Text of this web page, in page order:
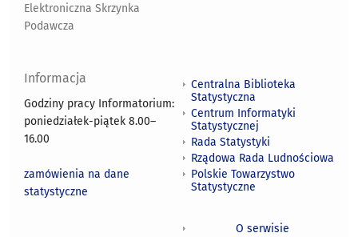
Elektroniczna Skrzynka
Podawcza
Informacja
Godziny pracy Informatorium:
poniedziałek-piątek 8.00–
16.00
zamówienia na dane
statystyczne
Centralna Biblioteka
Statystyczna
Centrum Informatyki
Statystycznej
Rada Statystyki
Rządowa Rada Ludnościowa
Polskie Towarzystwo
Statystyczne
O serwisie